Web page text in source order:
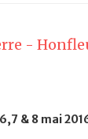
-
& 8 mai